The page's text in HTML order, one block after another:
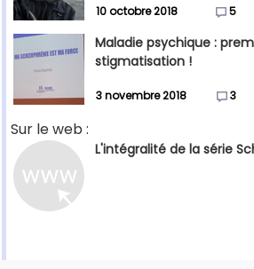
10 octobre 2018 5
Maladie psychique :
stigmatisation !
3 novembre 2018 3
Sur le web :
L'intégralité de la série